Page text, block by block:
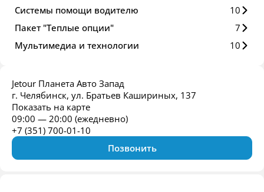
Системы помощи водителю
10
Пакет "Теплые опции"
7
Мультимедиа и технологии
10
Jetour Планета Авто Запад
г. Челябинск, ул. Братьев Кашириных, 137
Показать на карте
09:00 — 20:00 (ежедневно)
+7 (351) 700-01-10
Позвонить